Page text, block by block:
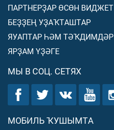
ПАРТНЕРҘАР ӨСӨН ВИДЖЕТ
БЕҘҘЕҢ УҘАҠТАШТАР
ЯУАПТАР ҺӘМ ТӘҠДИМДӘР
ЯРҘАМ ҮҘӘГЕ
МЫ В СОЦ. СЕТЯХ
МОБИЛЬ ҠУШЫМТА